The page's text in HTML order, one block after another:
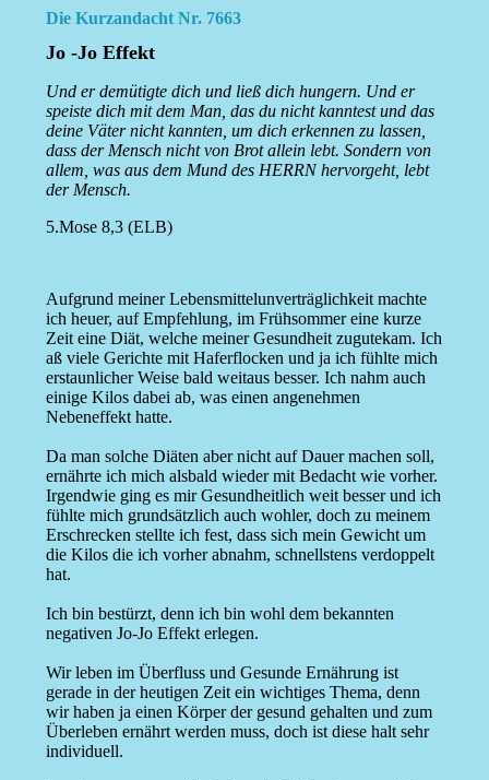
Die Kurzandacht Nr. 7663
Jo -Jo Effekt
Und er demütigte dich und ließ dich hungern. Und er
speiste dich mit dem Man, das du nicht kanntest und das
deine Väter nicht kannten, um dich erkennen zu lassen,
dass der Mensch nicht von Brot allein lebt. Sondern von
allem, was aus dem Mund des HERRN hervorgeht, lebt
der Mensch.
5.Mose 8,3 (ELB)
Aufgrund meiner Lebensmittelunverträglichkeit machte
ich heuer, auf Empfehlung, im Frühsommer eine kurze
Zeit eine Diät, welche meiner Gesundheit zugutekam. Ich
aß viele Gerichte mit Haferflocken und ja ich fühlte mich
erstaunlicher Weise bald weitaus besser. Ich nahm auch
einige Kilos dabei ab, was einen angenehmen
Nebeneffekt hatte.
Da man solche Diäten aber nicht auf Dauer machen soll,
ernährte ich mich alsbald wieder mit Bedacht wie vorher.
Irgendwie ging es mir Gesundheitlich weit besser und ich
fühlte mich grundsätzlich auch wohler, doch zu meinem
Erschrecken stellte ich fest, dass sich mein Gewicht um
die Kilos die ich vorher abnahm, schnellstens verdoppelt
hat.
Ich bin bestürzt, denn ich bin wohl dem bekannten
negativen Jo-Jo Effekt erlegen.
Wir leben im Überfluss und Gesunde Ernährung ist
gerade in der heutigen Zeit ein wichtiges Thema, denn
wir haben ja einen Körper der gesund gehalten und zum
Überleben ernährt werden muss, doch ist diese halt sehr
individuell.